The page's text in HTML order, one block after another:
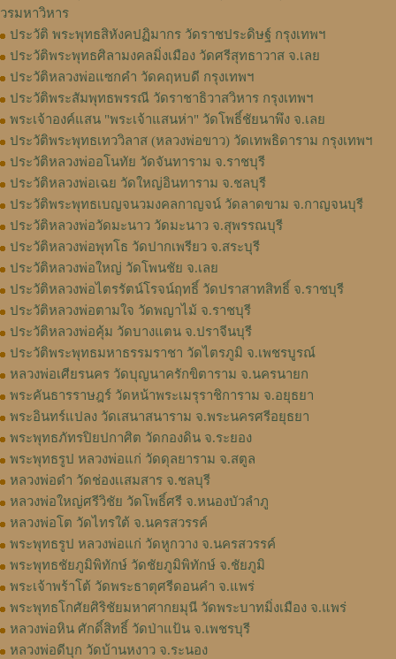
วรมหาวิหาร
ประวัติ พระพุทธสิหังคปฏิมากร วัดราชประดิษฐ์ กรุงเทพฯ
ประวัติพระพุทธศิลามงคลมิ่งเมือง วัดศรีสุทธาวาส จ.เลย
ประวัติหลวงพ่อแซกคำ วัดคฤหบดี กรุงเทพฯ
ประวัติพระสัมพุทธพรรณี วัดราชาธิวาสวิหาร กรุงเทพฯ
พระเจ้าองค์แสน "พระเจ้าแสนห่า" วัดโพธิ์ชัยนาพึง จ.เลย
ประวัติพระพุทธเทววิลาส (หลวงพ่อขาว) วัดเทพธิดาราม กรุงเทพฯ
ประวัติหลวงพ่ออโนทัย วัดจันทาราม จ.ราชบุรี
ประวัติหลวงพ่อเฉย วัดใหญ่อินทาราม จ.ชลบุรี
ประวัติพระพุทธเบญจนวมงคลกาญจน์ วัดลาดขาม จ.กาญจนบุรี
ประวัติหลวงพ่อวัดมะนาว วัดมะนาว จ.สุพรรณบุรี
ประวัติหลวงพ่อพุทโธ วัดปากเพรียว จ.สระบุรี
ประวัติหลวงพ่อใหญ่ วัดโพนชัย จ.เลย
ประวัติหลวงพ่อไตรรัตน์โรจน์ฤทธิ์ วัดปราสาทสิทธิ์ จ.ราชบุรี
ประวัติหลวงพ่อตามใจ วัดพญาไม้ จ.ราชบุรี
ประวัติหลวงพ่อคุ้ม วัดบางแตน จ.ปราจีนบุรี
ประวัติพระพุทธมหาธรรมราชา วัดไตรภูมิ จ.เพชรบูรณ์
หลวงพ่อเศียรนคร วัดบุญนาครักขิตาราม จ.นครนายก
พระคันธารราษฎร์ วัดหน้าพระเมรุราชิการาม จ.อยุธยา
พระอินทร์แปลง วัดเสนาสนาราม จ.พระนครศรีอยุธยา
พระพุทธภัทรปิยปกาศิต วัดกองดิน จ.ระยอง
พระพุทธรูป หลวงพ่อแก่ วัดดุลยาราม จ.สตูล
หลวงพ่อดำ วัดช่องเเสมสาร จ.ชลบุรี
หลวงพ่อใหญ่ศรีวิชัย วัดโพธิ์ศรี จ.หนองบัวลำภู
หลวงพ่อโต วัดไทรใต้ จ.นครสวรรค์
พระพุทธรูป หลวงพ่อแก่ วัดหูกวาง จ.นครสวรรค์
พระพุทธชัยภูมิพิทักษ์ วัดชัยภูมิพิทักษ์ จ.ชัยภูมิ
พระเจ้าพร้าโต้ วัดพระธาตุศรีดอนคำ จ.แพร่
พระพุทธโกศัยศิริชัยมหาศากยมุนี วัดพระบาทมิ่งเมือง จ.แพร่
หลวงพ่อหิน ศักดิ์สิทธิ์ วัดป่าแป้น จ.เพชรบุรี
หลวงพ่อดีบุก วัดบ้านหงาว จ.ระนอง